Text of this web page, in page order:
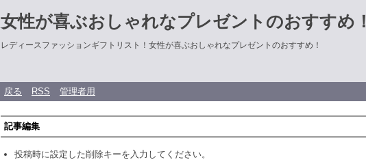
女性が喜ぶおしゃれなプレゼントのおすすめ！
レディースファッションギフトリスト！女性が喜ぶおしゃれなプレゼントのおすすめ！
戻る RSS 管理者用
記事編集
投稿時に設定した削除キーを入力してください。